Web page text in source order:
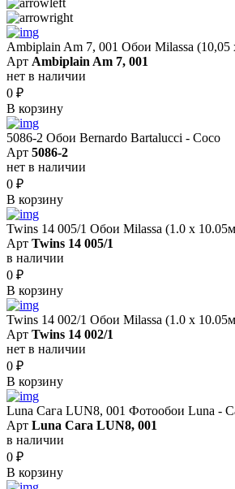
Ambiplain Am 7, 001 Обои Milassa (10,05
Арт Ambiplain Am 7, 001
нет в наличии
0 ₽
В корзину
5086-2 Обои Bernardo Bartalucci - Coco
Арт 5086-2
нет в наличии
0 ₽
В корзину
Twins 14 005/1 Обои Milassa (1.0 х
Арт Twins 14 005/1
в наличии
0 ₽
В корзину
Twins 14 002/1 Обои Milassa (1.0 х
Арт Twins 14 002/1
нет в наличии
0 ₽
В корзину
Luna Сага LUN8, 001 Фотообои Luna -
Арт Luna Сага LUN8, 001
в наличии
0 ₽
В корзину